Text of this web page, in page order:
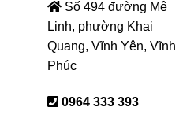
Số 494 đường Mê
Linh, phường Khai
Quang, Vĩnh Yên, Vĩnh
Phúc
0964 333 393